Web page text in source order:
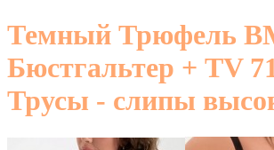
Темный Трюфель
Бюстгальтер + TV
Трусы - слипы